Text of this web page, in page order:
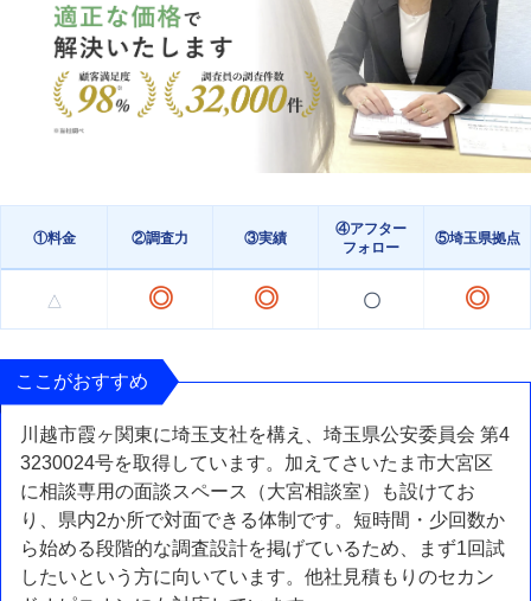
①料金 ②調査力 ③実績
④アフター
フォロー
⑤埼玉県拠点
△ ◎ ◎ 〇 ◎
ここがおすすめ
川越市霞ヶ関東に埼玉支社を構え、埼玉県公安委員会 第4
3230024号を取得しています。加えてさいたま市大宮区
に相談専用の面談スペース（大宮相談室）も設けてお
り、県内2か所で対面できる体制です。短時間・少回数か
ら始める段階的な調査設計を掲げているため、まず1回試
したいという方に向いています。他社見積もりのセカン